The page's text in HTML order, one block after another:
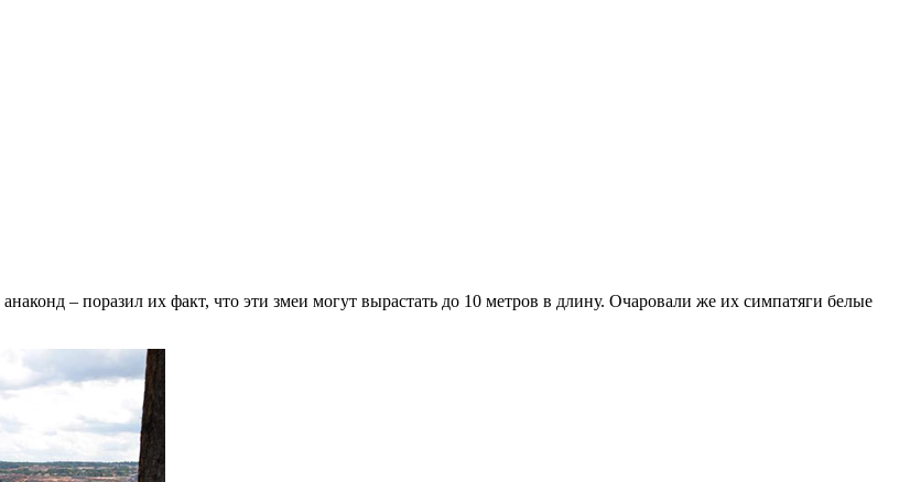
– поразил их факт, что эти змеи могут вырастать до 10 метров в длину. Очаровали же их симпатяги белые